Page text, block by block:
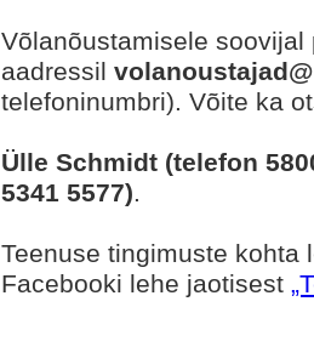
Võlanõustamisele
aadressil
telefoninumbri). Võite ka
Ülle Schmidt (telefon
5341 5577).
Teenuse tingimuste kohta
Facebooki lehe jaotisest